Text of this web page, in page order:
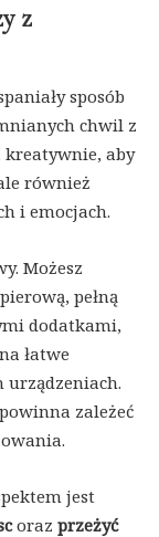
z
sposób
chwil z
kreatywnie, aby
również
i emocjach.
Możesz
pełną
dodatkami,
łatwe
urządzeniach.
zależeć
jest
oraz przeżyć